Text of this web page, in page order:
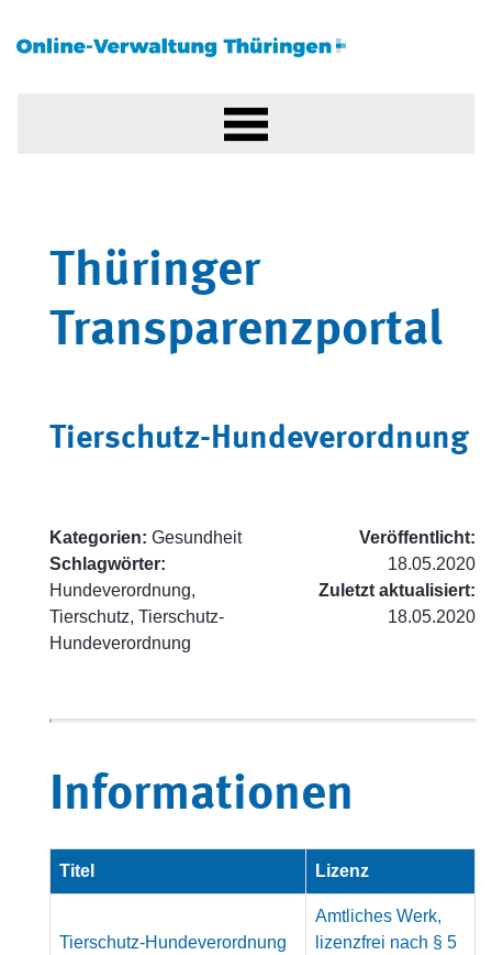
Thüringer
Transparenzportal
Tierschutz-Hundeverordnung
Kategorien: Gesundheit
Schlagwörter:
Hundeverordnung,
Tierschutz, Tierschutz-
Hundeverordnung
Veröffentlicht:
18.05.2020
Zuletzt aktualisiert:
18.05.2020
Informationen
Titel Lizenz
Tierschutz-Hundeverordnung
Amtliches Werk,
lizenzfrei nach § 5